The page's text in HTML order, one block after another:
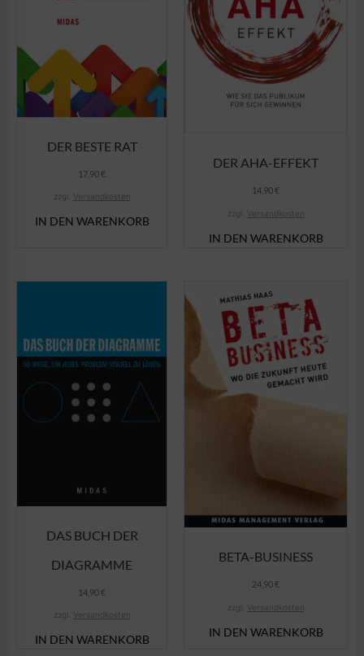
DER BESTE RAT
17,90€
zzgl. Versandkosten
IN DEN WARENKORB
DER AHA-EFFEKT
14,90€
zzgl. Versandkosten
IN DEN WARENKORB
DAS BUCH DER
DIAGRAMME
14,90€
zzgl. Versandkosten
IN DEN WARENKORB
BETA-BUSINESS
24,90€
zzgl. Versandkosten
IN DEN WARENKORB